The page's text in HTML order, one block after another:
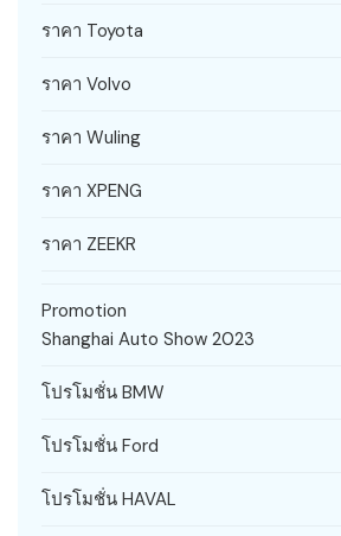
ราคา Toyota
ราคา Volvo
ราคา Wuling
ราคา XPENG
ราคา ZEEKR
Promotion
Shanghai Auto Show 2023
โปรโมชั่น BMW
โปรโมชั่น Ford
โปรโมชั่น HAVAL